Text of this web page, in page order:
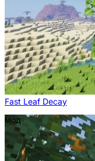
Fast Leaf Decay
мод